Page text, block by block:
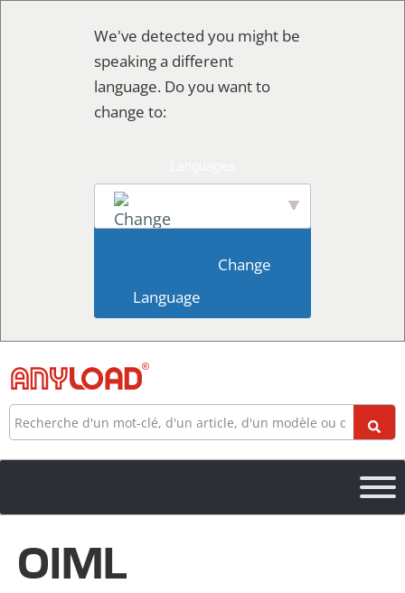
We've detected you might be
speaking a different
language. Do you want to
change to:
Language
Recherche
OIML